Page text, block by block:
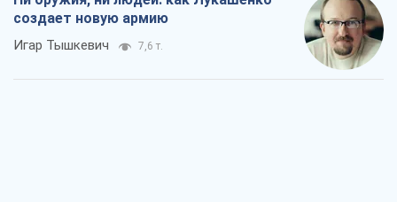
создает новую армию
Игар Тышкевич 7,6 т.